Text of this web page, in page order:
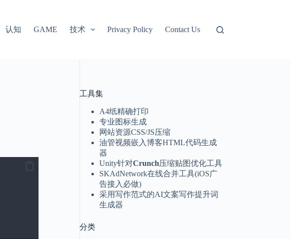
认知 GAME 技术 Privacy Policy Contact Us
工具集
A4纸精确打印
专业图标生成
网站资源CSS/JS压缩
油管视频嵌入博客HTML代码生成
器
Unity针对Crunch压缩贴图优化工具
SKAdNetwork在线合并工具(iOS广
告接入必做)
采用写作范式的AI文案写作提升词
生成器
分类